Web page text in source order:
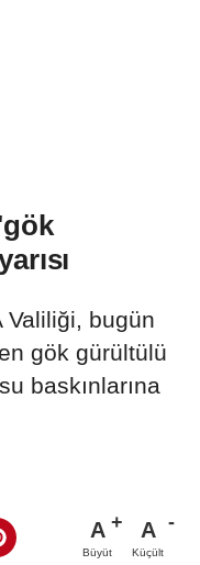
Valiliği, bugün
gök gürültülü
baskınlarına
A
Büyüt
A
Küçült